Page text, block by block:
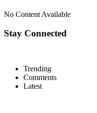
No Content Available
Stay Connected
Trending
Comments
Latest